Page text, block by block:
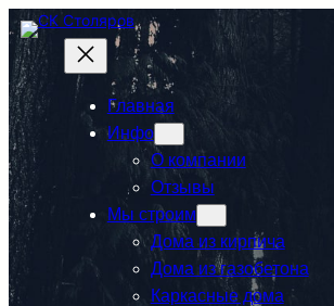
Перейти
к
содержимому
Главная
Инфо
О компании
Отзывы
Мы строим
Дома из кирпича
Дома из газобетона
Каркасные дома